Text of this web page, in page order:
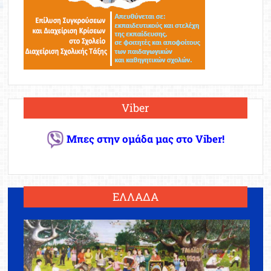
Viber
Μπες στην ομάδα μας στο Viber!
ΕΛΛΑΔΑ